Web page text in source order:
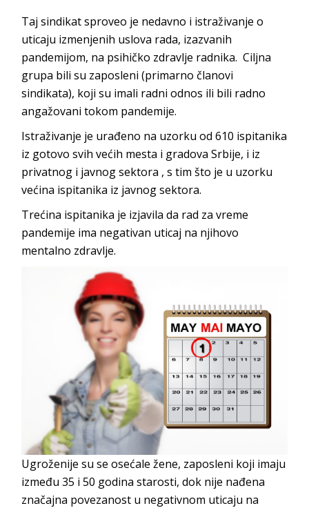
Taj sindikat sproveo je nedavno i istraživanje o
uticaju izmenjenih uslova rada, izazvanih
pandemijom, na psihičko zdravlje radnika. Ciljna
grupa bili su zaposleni (primarno članovi
sindikata), koji su imali radni odnos ili bili radno
angažovani tokom pandemije.
Istraživanje je urađeno na uzorku od 610 ispitanika
iz gotovo svih većih mesta i gradova Srbije, i iz
privatnog i javnog sektora , s tim što je u uzorku
većina ispitanika iz javnog sektora.
Trećina ispitanika je izjavila da rad za vreme
pandemije ima negativan uticaj na njihovo
mentalno zdravlje.
Ugroženije su se osećale žene, zaposleni koji imaju
između 35 i 50 godina starosti, dok nije nađena
značajna povezanost u negativnom uticaju na